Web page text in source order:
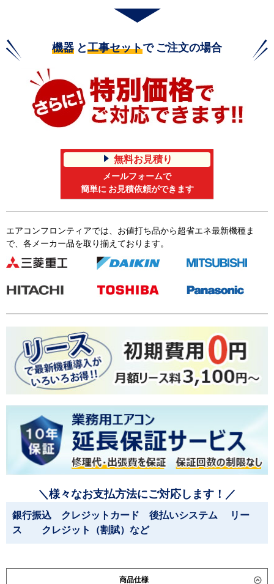
機器 と工事セットで ご注文の場合
無料お見積り
メールフォームで
簡単に お見積依頼ができます
エアコンフロンティアでは、お値打ち品から超省エネ最新機種ま
で、各メーカー品を取り揃えております。
＼様々なお支払方法にご対応します！／
銀行振込 クレジットカード 後払いシステム リー
ス クレジット（割賦）など
商品仕様